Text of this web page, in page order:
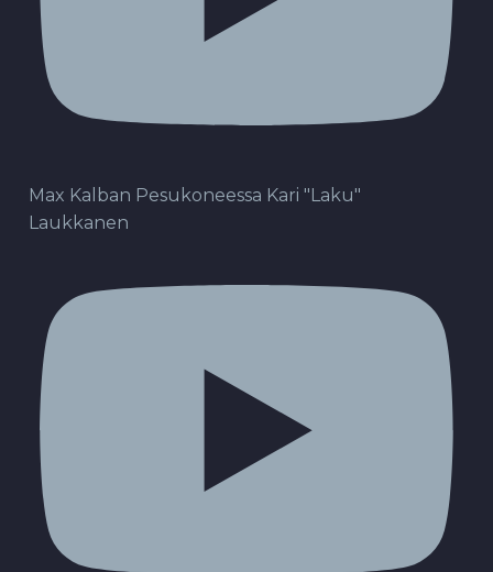
Max Kalban Pesukoneessa Kari "Laku"
Laukkanen